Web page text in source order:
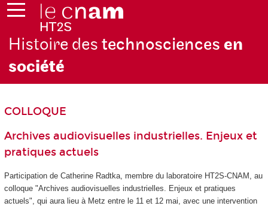
Histoire des technosciences en
société
COLLOQUE
Archives audiovisuelles industrielles. Enjeux et
pratiques actuels
Participation de Catherine Radtka, membre du laboratoire HT2S-CNAM, au
colloque "Archives audiovisuelles industrielles. Enjeux et pratiques
actuels", qui aura lieu à Metz entre le 11 et 12 mai, avec une intervention